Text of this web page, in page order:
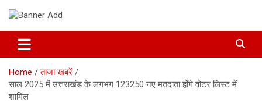
The Hillpost
Home
ताजा खबरें
साल 2025 में उत्तराखंड के लगभग 123250 नए मतदाता होंगे वोटर लिस्ट में
शामिल